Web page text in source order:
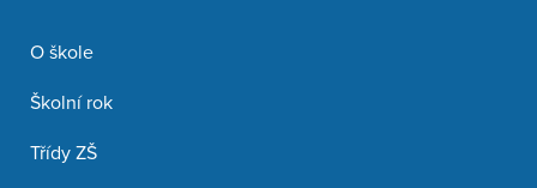
O škole
Školní rok
Třídy ZŠ